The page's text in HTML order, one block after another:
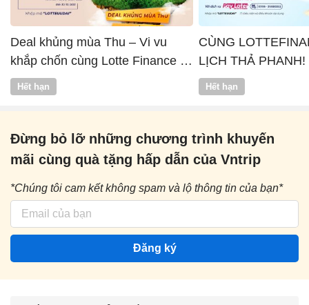
Deal khủng mùa Thu – Vi vu
khắp chốn cùng Lotte Finance x
Vntrip
Hết hạn
CÙNG
LỊCH THẢ PHANH!
Hết hạn
Đừng bỏ lỡ những chương trình khuyến
mãi cùng quà tặng hấp dẫn của Vntrip
*Chúng tôi cam kết không spam và lộ thông tin của bạn*
Đăng ký